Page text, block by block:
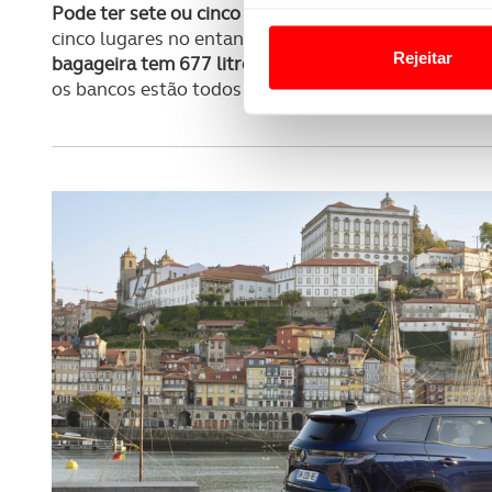
Usamos cookies para
funcionalidades de redes
Adicionalmente
e organizações na UE e em
O ACP garantirá que as
consentimento e quando tal
Realçamos que o bloqueio
navegação no Website e
Consulte a política de
Rejeitar
Pode ter sete ou cinco lugares sem se pagar mais
cinco lugares no entanto se o dono pretender ter
bagageira tem 677 litros na posição normal,com a
os bancos estão todos erguidos.